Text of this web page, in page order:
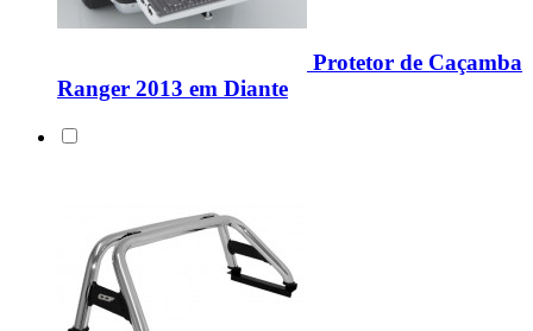
Protetor de Caçamba
Ranger 2013 em Diante